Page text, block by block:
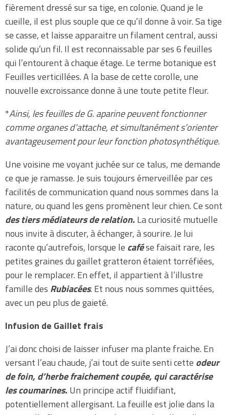
fièrement dressé sur sa tige, en colonie. Quand je le
cueille, il est plus souple que ce qu’il donne à voir. Sa tige
se casse, et laisse apparaitre un filament central, aussi
solide qu’un fil. Il est reconnaissable par ses 6 feuilles
qui l’entourent à chaque étage. Le terme botanique est
Feuilles verticillées. A la base de cette corolle, une
nouvelle excroissance donne à une toute petite fleur.
*Ainsi, les feuilles de G. aparine peuvent fonctionner
comme organes d’attache, et simultanément s’orienter
avantageusement pour leur fonction photosynthétique.
Une voisine me voyant juchée sur ce talus, me demande
ce que je ramasse. Je suis toujours émerveillée par ces
facilités de communication quand nous sommes dans la
nature, ou quand les gens promènent leur chien. Ce sont
des tiers médiateurs de relation.La curiosité mutuelle
nous invite à discuter, à échanger, à sourire. Je lui
raconte qu’autrefois, lorsque le cafése faisait rare, les
petites graines du gaillet gratteron étaient torréfiées,
pour le remplacer. En effet, il appartient à l’illustre
famille des Rubiacées. Et nous nous sommes quittées,
avec un peu plus de gaieté.
Infusion de Gaillet frais
J’ai donc choisi de laisser infuser ma plante fraiche. En
versant l’eau chaude, j’ai tout de suite senti cette odeur
de foin, d’herbe fraichement coupée, qui caractérise
les coumarines.Un principe actif fluidifiant,
potentiellement allergisant. La feuille est jolie dans la